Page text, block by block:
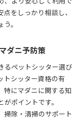
をしっかり相談し、
。
ダニ予防策
るペットシッター選び
トシッター資格の有
特にマダニに関する知
ポイントです。
掃除・清掃のサポート